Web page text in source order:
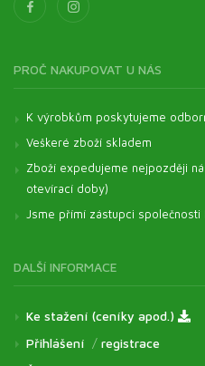
PROČ NAKUPOVAT U NÁS
K výrobkům poskytujeme
Veškeré zboží skladem
Zboží expedujeme nejpozději
otevírací doby)
Jsme přímí zástupci společnosti
DALŠÍ INFORMACE
Ke stažení (ceníky apod.)
Přihlášení / registrace